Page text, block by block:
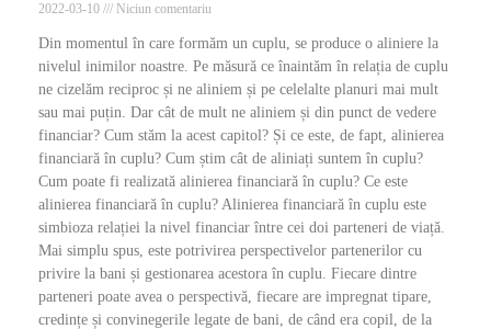
2022-03-10 Niciun comentariu
Din momentul în care formăm un cuplu, se produce o aliniere la
nivelul inimilor noastre. Pe măsură ce înaintăm în relația de cuplu
ne cizelăm reciproc și ne aliniem și pe celelalte planuri mai mult
sau mai puțin. Dar cât de mult ne aliniem și din punct de vedere
financiar? Cum stăm la acest capitol? Și ce este, de fapt, alinierea
financiară în cuplu? Cum știm cât de aliniați suntem în cuplu?
Cum poate fi realizată alinierea financiară în cuplu? Ce este
alinierea financiară în cuplu? Alinierea financiară în cuplu este
simbioza relației la nivel financiar între cei doi parteneri de viață.
Mai simplu spus, este potrivirea perspectivelor partenerilor cu
privire la bani și gestionarea acestora în cuplu. Fiecare dintre
parteneri poate avea o perspectivă, fiecare are impregnat tipare,
credințe și convinegerile legate de bani, de când era copil, de la